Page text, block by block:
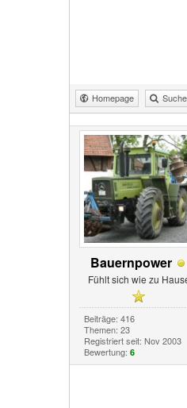
Homepage
Bauernpower
Fühlt sich wie zu
Beiträge: 416
Themen: 23
Registriert seit: Nov 2003
Bewertung: 6